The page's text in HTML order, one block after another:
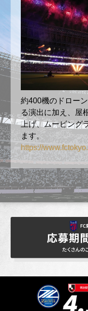
認めないこと
当選の権利は
応募状況の確
問い合わせに
応募情報は、
京フットボー
せていただき
また、本キャ
は、東京フッ
東京）よりご
ようにドメイ
キャンペーン主
本キャンペーン
チケットに関
約400機のドロー
る演出に加え、屋
上げ、ムービング
ます。
https://